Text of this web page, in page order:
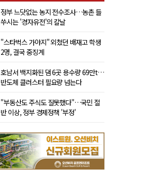
정부 느닷없는 농지 전수조사…농촌 들
쑤시는 '경자유전'의 칼날
"스타벅스 가야지" 외쳤던 배재고 학생
2명, 결국 중징계
호남서 백지화된 댐 6곳 용수량 69만t…
반도체 클러스터 필요량 넘는다
"부동산도 주식도 잘못했다"…국민 절
반 이상, 정부 경제정책 '부정'